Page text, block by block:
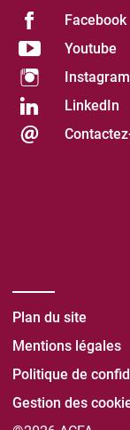
Facebook
Youtube
Instagram
LinkedIn
Plan du site
Mentions légales
Politique de
Gestion des